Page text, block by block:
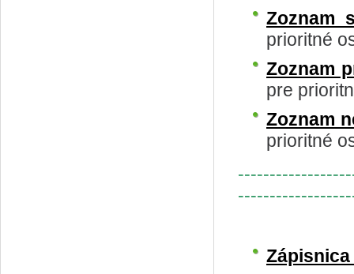
Zoznam
prioritné
Zoznam
pre
Zoznam
prioritné
Zápisnica